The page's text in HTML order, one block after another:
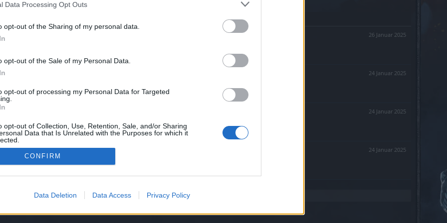
Data Processing Opt Outs
opt-out of the Sharing of my personal data.
opt-out of the Sale of my Personal Data.
opt-out of processing my Personal Data for Targeted
opt-out of Collection, Use, Retention, Sale, and/or Sharing
Data that Is Unrelated with the Purposes for which it
CONFIRM
Data Deletion Data Access Privacy Policy
Neujahr' 2025
26 Januar 2025
24 Januar 2025
24 Januar 2025
24 Januar 2025
Feedbackthread zum Event 'Chinesisches Neujahr' 2025